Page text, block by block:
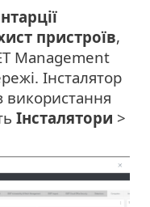
пристроїв,
Management
Інсталятор
використання
Інсталятори >